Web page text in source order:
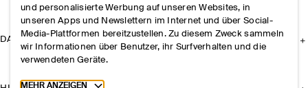
DAS UNTERNEHMEN
und personalisierte Werbung auf unseren Websites, in
unseren Apps und Newslettern im Internet und über Social-
Media-Plattformen bereitzustellen. Zu diesem Zweck sammeln
wir Informationen über Benutzer, ihr Surfverhalten und die
verwendeten Geräte.
Toggle more cookie information
MEHR ANZEIGEN